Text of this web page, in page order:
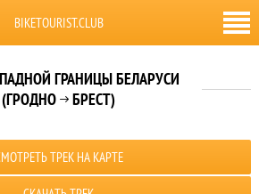
BIKETOURIST.CLUB
ГРАНИЦЫ БЕЛАРУСИ
(ГРОДНО БРЕСТ)
ТРЕК НА КАРТЕ